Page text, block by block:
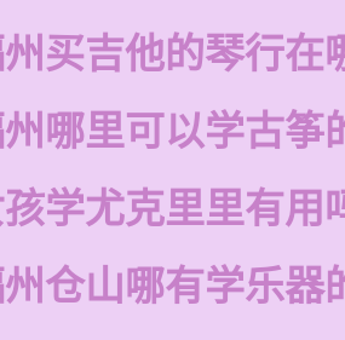
买吉他的琴行在
哪里可以学古筝
学尤克里里有用
仓山哪有学乐器